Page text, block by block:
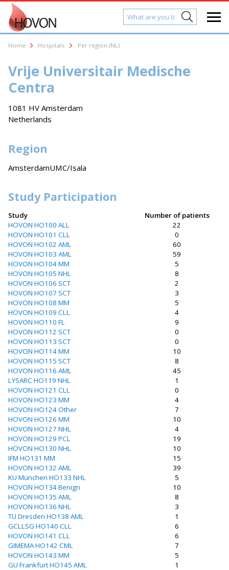
Home Hospitals Per region (NL)
Vrije Universitair Medische
Centra
1081 HV Amsterdam
Netherlands
Region
AmsterdamUMC/Isala
Study Participation
Study
Number of patients
HOVON HO100 ALL
22
HOVON HO101 CLL
0
HOVON HO102 AML
60
HOVON HO103 AML
59
HOVON HO104 MM
5
HOVON HO105 NHL
8
HOVON HO106 SCT
2
HOVON HO107 SCT
3
HOVON HO108 MM
5
HOVON HO109 CLL
4
HOVON HO110 FL
9
HOVON HO112 SCT
0
HOVON HO113 SCT
0
HOVON HO114 MM
10
HOVON HO115 SCT
8
HOVON HO116 AML
45
LYSARC HO119 NHL
1
HOVON HO121 CLL
0
HOVON HO123 MM
4
HOVON HO124 Other
7
HOVON HO126 MM
10
HOVON HO127 NHL
4
HOVON HO129 PCL
19
HOVON HO130 NHL
10
IFM HO131 MM
15
HOVON HO132 AML
39
KU München HO133 NHL
5
HOVON HO134 Benign
10
HOVON HO135 AML
8
HOVON HO136 NHL
3
TU Dresden HO138 AML
1
GCLLSG HO140 CLL
6
HOVON HO141 CLL
6
GIMEMA HO142 CML
7
HOVON HO143 MM
5
GU Frankfurt HO145 AML
1